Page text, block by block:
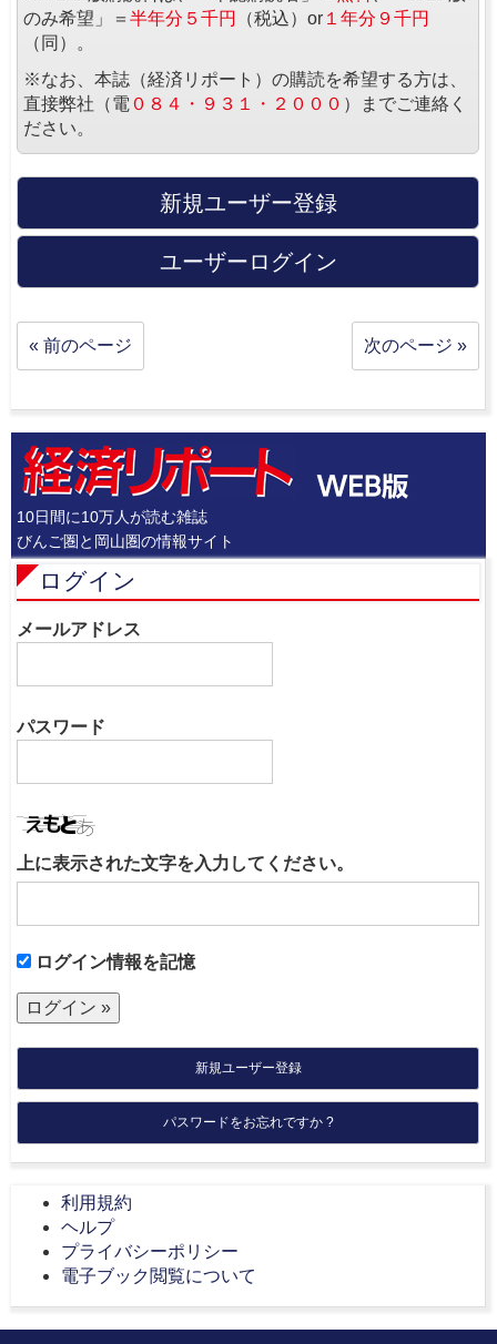
のみ希望」＝ 半年分５千円 （税込）or １年分９千円
（同）。
※なお、本誌（経済リポート）の購読を希望する方は、
直接弊社（電 ０８４・９３１・２０００ ）までご連絡く
ださい。
新規ユーザー登録
ユーザーログイン
« 前のページ 次のページ »
10日間に10万人が読む雑誌
びんご圏と岡山圏の情報サイト
ログイン
メールアドレス
パスワード
上に表示された文字を入力してください。
ログイン情報を記憶
新規ユーザー登録
パスワードをお忘れですか ?
利用規約
ヘルプ
プライバシーポリシー
電子ブック閲覧について